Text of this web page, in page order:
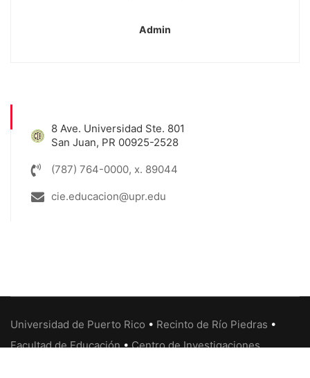
Admin
8 Ave. Universidad Ste. 801
San Juan, PR 00925-2528
(787) 764-0000, x. 89044
cie.educacion@upr.edu
Universidad de Puerto Rico • Recinto de Río Piedras •
Facultad de Educación•Centro de Investigaciones